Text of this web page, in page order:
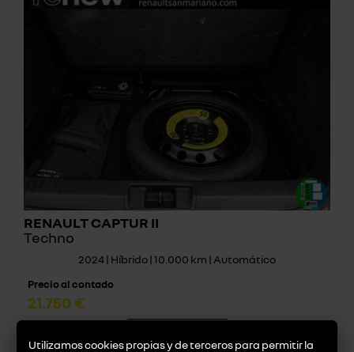
RENAULT CAPTUR II
Techno
2024 | Híbrido | 10.000 km | Automático
Precio al contado
21.750 €
Utilizamos cookies propias y de terceros para permitir la